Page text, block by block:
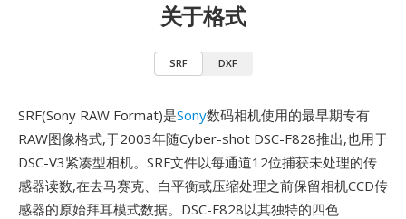
关于格式
SRF DXF
SRF(Sony RAW Format)是Sony数码相机使用的最早期专有
RAW图像格式,于2003年随Cyber-shot DSC-F828推出,也用于
DSC-V3紧凑型相机。SRF文件以每通道12位捕获未处理的传
感器读数,在去马赛克、白平衡或压缩处理之前保留相机CCD传
感器的原始拜耳模式数据。DSC-F828以其独特的四色